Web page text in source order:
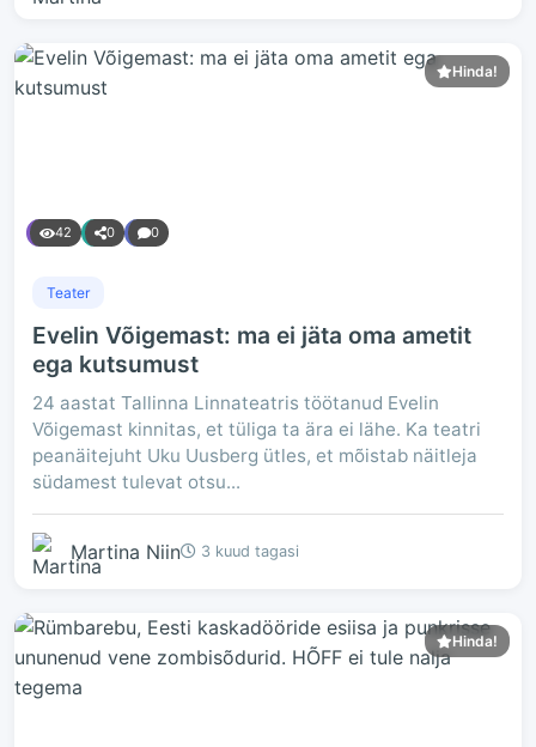
Hinda!
42 0 0
Teater
Evelin Võigemast: ma ei jäta oma ametit
ega kutsumust
24 aastat Tallinna Linnateatris töötanud Evelin
Võigemast kinnitas, et tüliga ta ära ei lähe. Ka teatri
peanäitejuht Uku Uusberg ütles, et mõistab näitleja
südamest tulevat otsu...
Martina Niin 3 kuud tagasi
Hinda!